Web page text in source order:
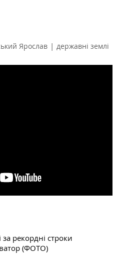
Ярослав | державні землі
рекордні строки
(ФОТО)